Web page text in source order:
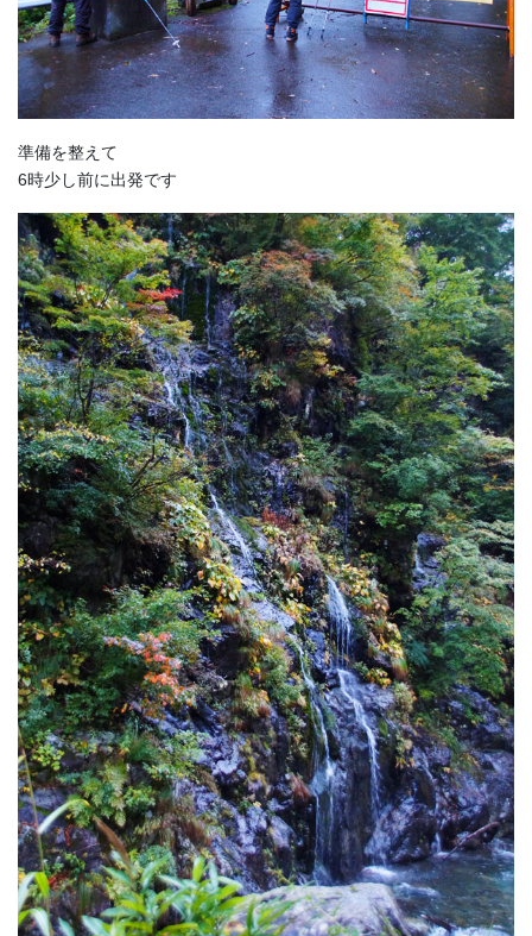
準備を整えて
6時少し前に出発です